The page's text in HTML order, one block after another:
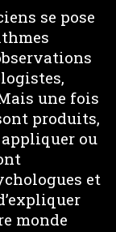
se pose
une fois
produits,
ou
et
monde